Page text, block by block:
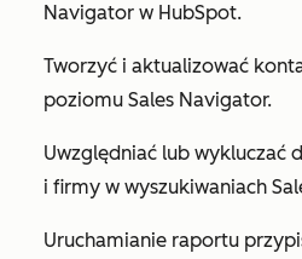
Navigator w HubSpot.
Tworzyć i aktualizować
poziomu Sales Navigator.
Uwzględniać lub wykluczać
i firmy w wyszukiwaniach
Uruchamianie raportu